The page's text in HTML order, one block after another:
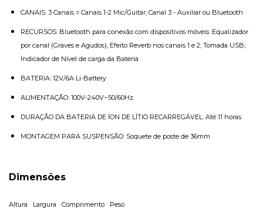
CANAIS: 3 Canais = Canais 1-2 Mic/Guitar; Canal 3 - Auxiliar ou Bluetooth
RECURSOS: Bluetooth para conexão com dispositivos móveis: Equalizador
por canal (Graves e Agudos), Efeito Reverb nos canais 1 e 2; Tomada USB;
Indicador de Nível de carga da Bateria
BATERIA: 12V/6A Li-Battery
ALIMENTAÇÃO: 100V-240V~50/60Hz
DURAÇÃO DA BATERIA DE ÍON DE LÍTIO RECARREGÁVEL: Até 11 horas
MONTAGEM PARA SUSPENSÃO: Soquete de poste de 36mm
Dimensões
Altura Largura Comprimento Peso